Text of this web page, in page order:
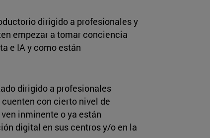
dirigido a profesionales y
empezar a tomar conciencia
e IA y como están
dirigido a profesionales
con cierto nivel de
inminente o ya están
digital en sus centros y/o en la